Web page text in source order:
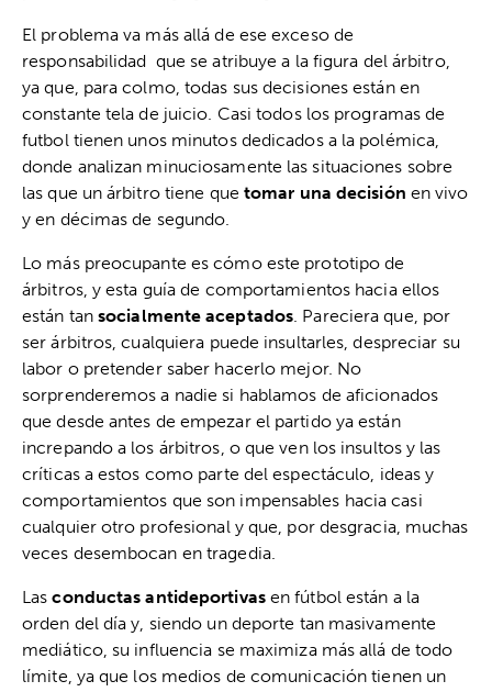
El problema va más allá de ese exceso de
responsabilidad que se atribuye a la figura del árbitro,
ya que, para colmo, todas sus decisiones están en
constante tela de juicio. Casi todos los programas de
futbol tienen unos minutos dedicados a la polémica,
donde analizan minuciosamente las situaciones sobre
las que un árbitro tiene que tomar una decisión en vivo
y en décimas de segundo.
Lo más preocupante es cómo este prototipo de
árbitros, y esta guía de comportamientos hacia ellos
están tan socialmente aceptados. Pareciera que, por
ser árbitros, cualquiera puede insultarles, despreciar su
labor o pretender saber hacerlo mejor. No
sorprenderemos a nadie si hablamos de aficionados
que desde antes de empezar el partido ya están
increpando a los árbitros, o que ven los insultos y las
críticas a estos como parte del espectáculo, ideas y
comportamientos que son impensables hacia casi
cualquier otro profesional y que, por desgracia, muchas
veces desembocan en tragedia.
Lasconductas antideportivasen fútbol están a la
orden del día y, siendo un deporte tan masivamente
mediático, su influencia se maximiza más allá de todo
límite, ya que los medios de comunicación tienen un